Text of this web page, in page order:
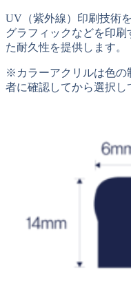
UV（紫外線）印刷技術
グラフィックなどを印
た耐久性を提供します。
※カラーアクリルは色の
者に確認してから選択し